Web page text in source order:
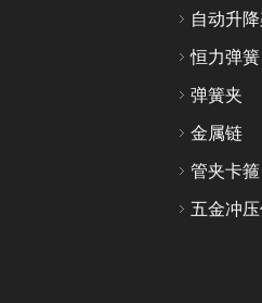
自动升
恒力弹簧
弹簧夹
金属链
管夹卡箍
五金冲